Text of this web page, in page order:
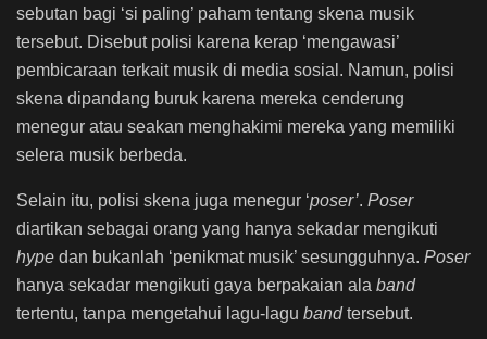
sebutan bagi ‘si paling’ paham tentang skena musik
tersebut. Disebut polisi karena kerap ‘mengawasi’
pembicaraan terkait musik di media sosial. Namun, polisi
skena dipandang buruk karena mereka cenderung
menegur atau seakan menghakimi mereka yang memiliki
selera musik berbeda.
Selain itu, polisi skena juga menegur ‘poser’. Poser
diartikan sebagai orang yang hanya sekadar mengikuti
hype dan bukanlah ‘penikmat musik’ sesungguhnya. Poser
hanya sekadar mengikuti gaya berpakaian ala band
tertentu, tanpa mengetahui lagu-lagu bandtersebut.